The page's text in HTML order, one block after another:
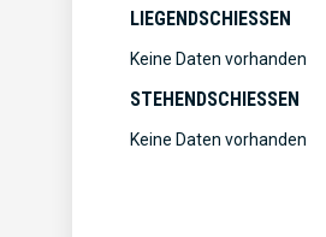
LIEGENDSCHIESSEN
Keine Daten vorhanden
STEHENDSCHIESSEN
Keine Daten vorhanden